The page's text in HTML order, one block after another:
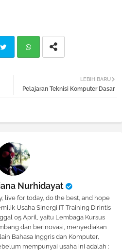
atsa
LEBIH BARU
Pelajaran Teknisi Komputer Dasar
Nurhidayat
live for today, do the best, and hope
Usaha Sinergi IT Training Dirintis
05 April, yaitu Lembaga Kursus
dan berinovasi, menyediakan
Bahasa Inggris dan Komputer,
mempunyai usaha ini adalah :